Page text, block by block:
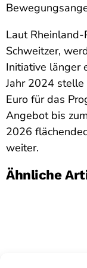
Laut Rheinland-
Schweitzer,
Initiative länger
Jahr 2024
Euro für das
Angebot bis
2026
weiter.
Ähnliche